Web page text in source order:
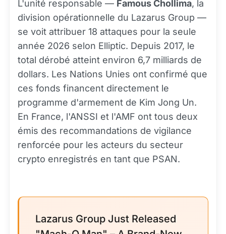
L'unité responsable — Famous Chollima, la
division opérationnelle du Lazarus Group —
se voit attribuer 18 attaques pour la seule
année 2026 selon Elliptic. Depuis 2017, le
total dérobé atteint environ 6,7 milliards de
dollars. Les Nations Unies ont confirmé que
ces fonds financent directement le
programme d'armement de Kim Jong Un.
En France, l'ANSSI et l'AMF ont tous deux
émis des recommandations de vigilance
renforcée pour les acteurs du secteur
crypto enregistrés en tant que PSAN.
Lazarus Group Just Released